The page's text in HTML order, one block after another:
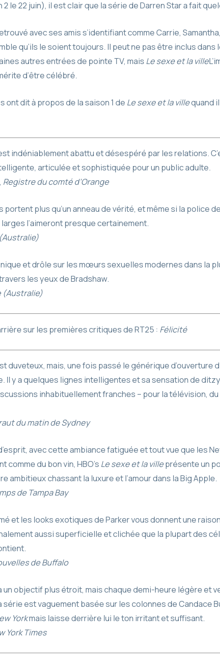
le 22 juin), il est clair que la série de Darren Star a fait
avec ses amis s’identifiant comme Carrie,
qu’ils le soient toujours. Il peut ne pas être inclus dans
autres entrées de pointe TV, mais Le sexe et la ville
d’être célébré.
ont dit à propos de la saison 1 de Le sexe et la villequand
indéniablement abattu et désespéré par les relations.
articulée et sophistiquée pour un public adulte.
Registre du comté d’Orange
plus qu’un anneau de vérité, et même si la police
l’aimeront presque certainement.
(Australie)
et drôle sur les mœurs sexuelles modernes dans la
les yeux de Bradshaw.
(Australie)
sur les premières critiques de RT25 : Félicité
duveteux, mais, une fois passé le générique d’ouverture
Il y a quelques lignes intelligentes et sa sensation de
inhabituellement franches – pour la télévision, du
du matin de Sydney
avec cette ambiance fatiguée et tout vue que les
comme du bon vin, HBO’s Le sexe et la villeprésente un
ambitieux chassant la luxure et l’amour dans la Big Apple.
de Tampa Bay
et les looks exotiques de Parker vous donnent une
aussi superficielle et clichée que la plupart des
de Buffalo
un objectif plus étroit, mais chaque demi-heure légère et
série est vaguement basée sur les colonnes de Candace
Yorkmais laisse derrière lui le ton irritant et suffisant.
York Times